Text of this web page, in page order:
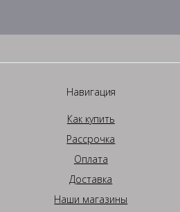
Навигация
Как купить
Рассрочка
Оплата
Доставка
Наши магазины